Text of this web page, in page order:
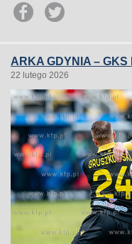
ARKA GDYNIA – GKS
22 lutego 2026